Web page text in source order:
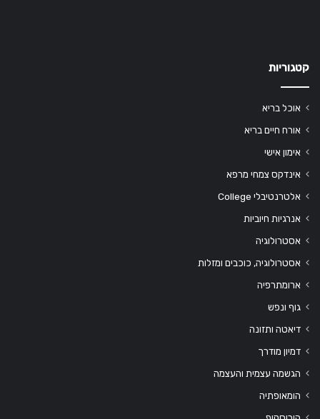
קטגוריות
אוכל בריא
אורח חיים בריא
אימון אישי
אינדקס צמחי מרפא
אלטרנטיבלי College
אנרגיות חיוביות
אסטרולוגיה
אסטרולוגיה, כוכבים ומזלות
ארומתרפיה
גוף ונפש
דיאטה ותזונה
דמיון מודרך
הגשמה עצמית והעצמה
הומאופתיה